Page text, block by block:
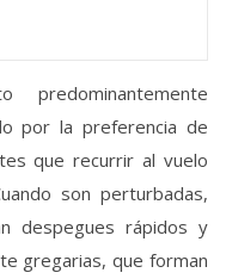
predominantemente
por la preferencia de
que recurrir al vuelo
son perturbadas,
despegues rápidos y
gregarias, que forman